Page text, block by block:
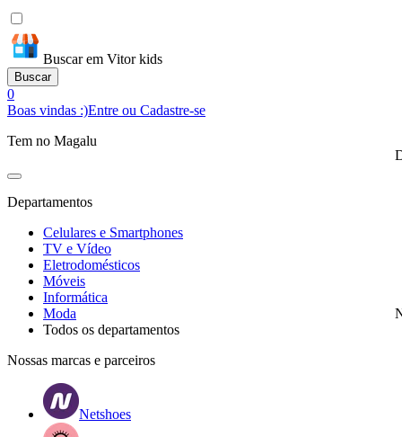
Buscar em Vitor kids
Buscar
0
Boas vindas :)Entre ou Cadastre-se
Tem no Magalu
Departamentos
Celulares e Smartphones
TV e Vídeo
Eletrodomésticos
Móveis
Informática
Moda
Todos os departamentos
Nossas marcas e parceiros
Netshoes